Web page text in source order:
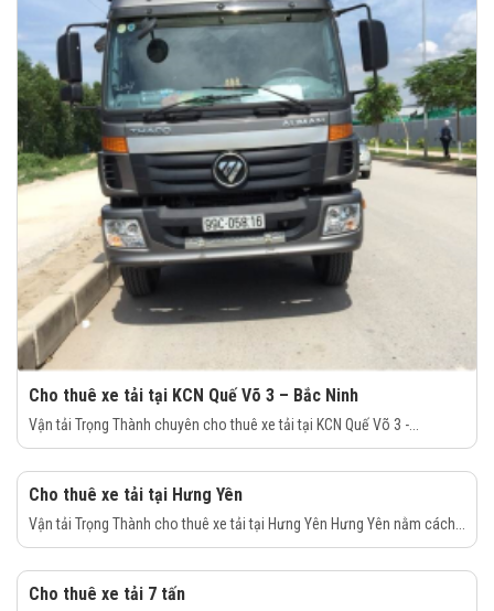
Cho thuê xe tải tại KCN Quế Võ 3 – Bắc Ninh
Vận tải Trọng Thành chuyên cho thuê xe tải tại KCN Quế Võ 3 -...
Cho thuê xe tải tại Hưng Yên
Vận tải Trọng Thành cho thuê xe tải tại Hưng Yên Hưng Yên nằm cách...
Cho thuê xe tải 7 tấn